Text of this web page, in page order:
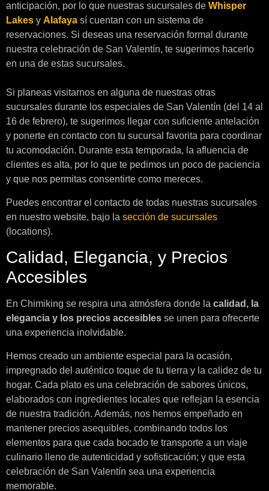
anticipación, por lo que nuestras sucursales de Whisper
Lakes y Alafaya sí cuentan con un sistema de
reservaciones. Si deseas una reservación formal durante
nuestra celebración de San Valentín, te sugerimos hacerlo
en una de estas sucursales.
Si planeas visitarnos en alguna de nuestras otras
sucursales durante los especiales de San Valentín (del 14 al
16 de febrero), te sugerimos llegar con suficiente antelación
y ponerte en contacto con tu sucursal favorita para coordinar
tu acomodación. Durante esta temporada, la afluencia de
clientes es alta, por lo que te pedimos un poco de paciencia
y que nos permitas consentirte como mereces.
Puedes encontrar el contacto de todas nuestras sucursales
en nuestro website, bajo la sección de sucursales
(locations).
Calidad, Elegancia, y Precios
Accesibles
En Chimiking se respira una atmósfera donde la calidad, la
elegancia y los precios accesibles se unen para ofrecerte
una experiencia inolvidable.
Hemos creado un ambiente especial para la ocasión,
impregnado del auténtico toque de tu tierra y la calidez de tu
hogar. Cada plato es una celebración de sabores únicos,
elaborados con ingredientes locales que reflejan la esencia
de nuestra tradición. Además, nos hemos empeñado en
mantener precios asequibles, combinando todos los
elementos para que cada bocado te transporte a un viaje
culinario lleno de autenticidad y sofisticación; y que esta
celebración de San Valentín sea una experiencia
memorable.